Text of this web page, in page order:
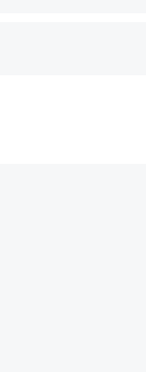
ョンが劇的に変化し
そうだけど、それ
ョンが劇的に変化し